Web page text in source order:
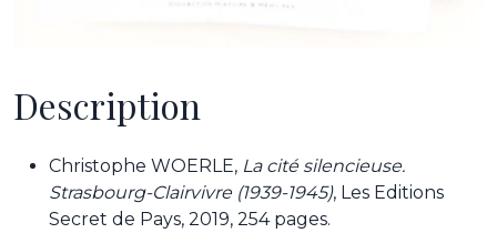
Description
Christophe WOERLE, La cité silencieuse.
Strasbourg-Clairvivre (1939-1945), Les Editions
Secret de Pays, 2019, 254 pages.